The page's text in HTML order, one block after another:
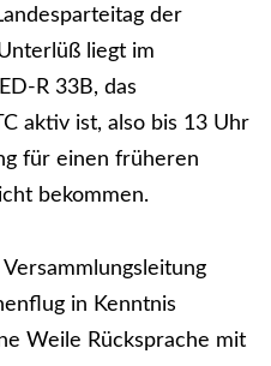
der
liegt im
R 33B, das
aktiv ist, also bis 13 Uhr
für einen früheren
bekommen.
in Kenntnis
Weile Rücksprache mit